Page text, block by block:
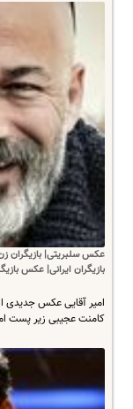
عکس سلبریتی| بازیگران
بازیگران ایرانی| عکس
امیر آقایی عکس جدیدی
کامنت عجیبی زیر پست